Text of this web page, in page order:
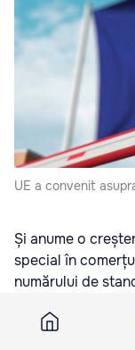
UE a convenit
Și anume o
special în
numărului de